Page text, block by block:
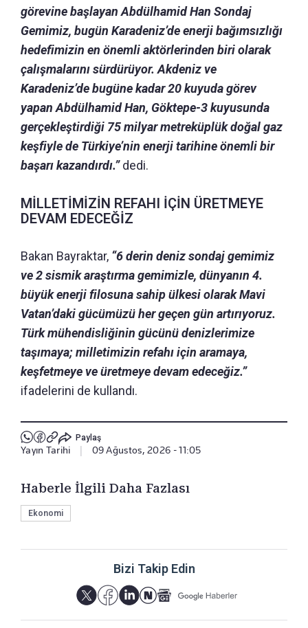
görevine başlayan Abdülhamid Han Sondaj
Gemimiz, bugün Karadeniz’de enerji bağımsızlığı
hedefimizin en önemli aktörlerinden biri olarak
çalışmalarını sürdürüyor. Akdeniz ve
Karadeniz’de bugüne kadar 20 kuyuda görev
yapan Abdülhamid Han, Göktepe-3 kuyusunda
gerçekleştirdiği 75 milyar metreküplük doğal gaz
keşfiyle de Türkiye’nin enerji tarihine önemli bir
başarı kazandırdı.”dedi.
MİLLETİMİZİN REFAHI İÇİN ÜRETMEYE
DEVAM EDECEĞİZ
Bakan Bayraktar, “6 derin deniz sondaj gemimiz
ve 2 sismik araştırma gemimizle, dünyanın 4.
büyük enerji filosuna sahip ülkesi olarak Mavi
Vatan’daki gücümüzü her geçen gün artırıyoruz.
Türk mühendisliğinin gücünü denizlerimize
taşımaya; milletimizin refahı için aramaya,
keşfetmeye ve üretmeye devam edeceğiz.”
ifadelerini de kullandı.
Paylaş
Yayın Tarihi 09 Ağustos, 2026 - 11:05
Haberle İlgili Daha Fazlası
Ekonomi
Bizi Takip Edin